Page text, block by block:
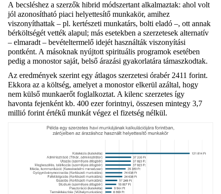
A becsléshez a szerzők hibrid módszertant alkalmaztak: ahol volt
jól azonosítható piaci helyettesítő munkakör, amihez
viszonyíthattak – pl. kertészeti munkatárs, bolti eladó –, ott annak
bérköltségét vették alapul; más esetekben a szerzetesek alternatív
– elmaradt – bevételtermelő idejét használták viszonyítási
pontként. A másoknak nyújtott spirituális programok esetében
pedig a monostor saját, belső árazási gyakorlatára támaszkodtak.
Az eredmények szerint egy átlagos szerzetesi órabér 2411 forint.
Ekkora az a költség, amelyet a monostor elkerül azáltal, hogy
nem külső munkaerőt foglalkoztat. A kilenc szerzetes így
havonta fejenként kb. 400 ezer forintnyi, összesen mintegy 3,7
millió forint értékű munkát végez el fizetség nélkül.